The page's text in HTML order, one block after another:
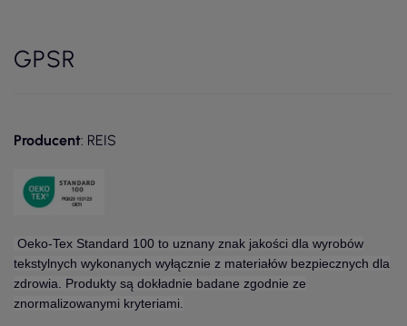
GPSR
Producent: REIS
Oeko-Tex Standard 100 to uznany znak jakości dla wyrobów
tekstylnych wykonanych wyłącznie z materiałów bezpiecznych dla
zdrowia. Produkty są dokładnie badane zgodnie ze
znormalizowanymi kryteriami.